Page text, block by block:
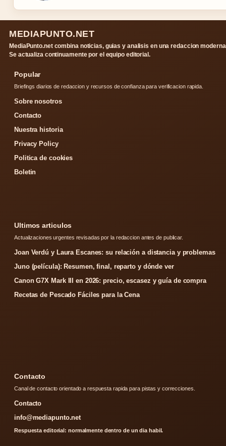
MEDIAPUNTO.NET
MediaPunto.net combina noticias, guias y analisis en una redaccion
Se actualiza continuamente por el equipo editorial.
Popular
Briefings diarios de redaccion y recursos de confianza para verificacion rapida.
Sobre nosotros
Contacto
Nuestra historia
Privacy Policy
Politica de cookies
Boletin
Ultimos articulos
Actualizaciones urgentes revisadas por la redaccion antes de publicar.
Joan Verdú y Laura Escanes: su relación a distancia y problemas
Juno (película): Resumen, final, reparto y dónde ver
Canon G7X Mark III en 2026: precio, escasez y guía de compra
Recetas de Pescado Fáciles para la Cena
Contacto
Canal de contacto orientado a respuesta rapida para pistas y correcciones.
Contacto
info@mediapunto.net
Respuesta editorial: normalmente dentro de un dia habil.